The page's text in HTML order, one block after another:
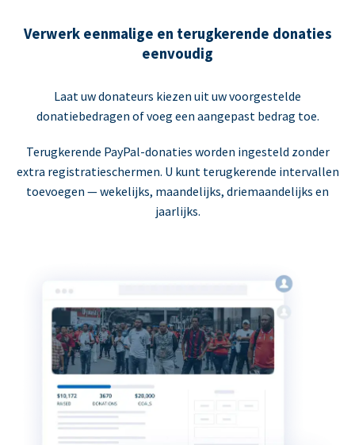
Verwerk eenmalige en terugkerende donaties
eenvoudig
Laat uw donateurs kiezen uit uw voorgestelde
donatiebedragen of voeg een aangepast bedrag toe.
Terugkerende PayPal-donaties worden ingesteld zonder
extra registratieschermen. U kunt terugkerende intervallen
toevoegen — wekelijks, maandelijks, driemaandelijks en
jaarlijks.